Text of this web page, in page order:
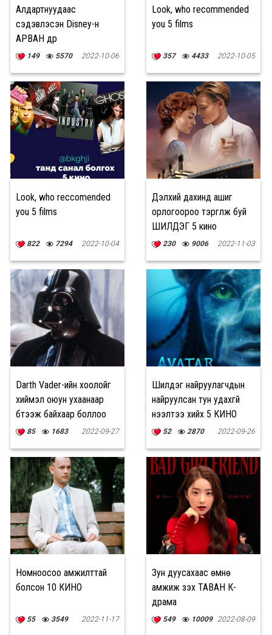
Алдартнуудаас
сэдэвлэсэн Disney-н
АРВАН дүр
149 5570 2022-10-06
Look, who recommended
you 5 films
357 4433 2022-10-05
Look, who reccomended
you 5 films
822 7294 2022-10-04
Дэлхий дахинд ашиг
орлогоороо тэргүүлж буй
ШИЛДЭГ 5 кино
230 9006 2022-11-03
Darth Vader-ийн хоолойг
хиймэл оюун ухаанаар
бүтээж байхаар боллоо
85 1683 2022-09-27
Шилдэг найруулагчдын
найруулсан тун удахгүй
нээлтээ хийх 5 КИНО
52 2870 2022-09-26
Номноосоо амжилттай
болсон 10 КИНО
55 3549 2022-11-17
Зун дуусахаас өмнө
амжиж үзэх ТАВАН К-
драма
549 10009 2022-08-09